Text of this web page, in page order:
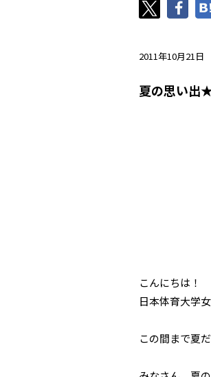
2011年10月21日
夏の思い出
こんにちは！
日本体育大学
この間まで夏